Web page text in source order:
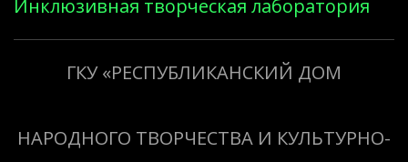
Инклюзивная творческая лаборатория
«Творить добро»
ГКУ «РЕСПУБЛИКАНСКИЙ ДОМ
НАРОДНОГО ТВОРЧЕСТВА И КУЛЬТУРНО-